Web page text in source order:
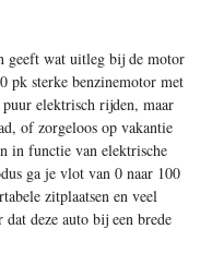
geeft wat uitleg bij de motor
pk sterke benzinemotor met
elektrisch rijden, maar
of zorgeloos op vakantie
in functie van elektrische
ga je vlot van 0 naar 100
zitplaatsen en veel
deze auto bij een brede